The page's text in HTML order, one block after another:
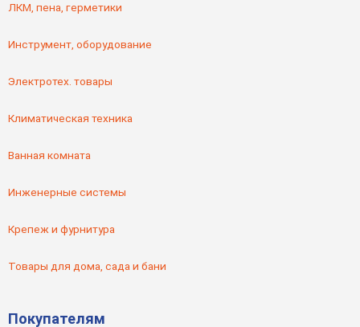
ЛКМ, пена, герметики
Инструмент, оборудование
Электротех. товары
Климатическая техника
Ванная комната
Инженерные системы
Крепеж и фурнитура
Товары для дома, сада и бани
Покупателям